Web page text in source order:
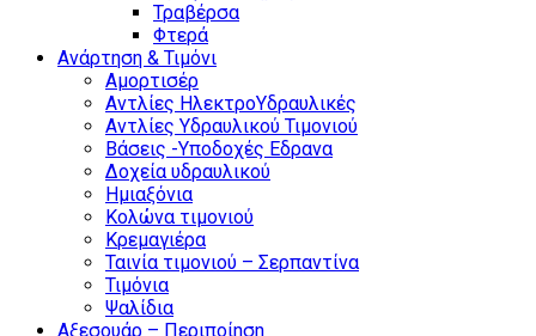
Τραβέρσα
Φτερά
Ανάρτηση & Τιμόνι
Αμορτισέρ
Αντλίες ΗλεκτροΥδραυλικές
Αντλίες Υδραυλικού Τιμονιού
Βάσεις -Υποδοχές Εδρανα
Δοχεία υδραυλικού
Ημιαξόνια
Κολώνα τιμονιού
Κρεμαγιέρα
Ταινία τιμονιού – Σερπαντίνα
Τιμόνια
Ψαλίδια
Αξεσουάρ – Περιποίηση